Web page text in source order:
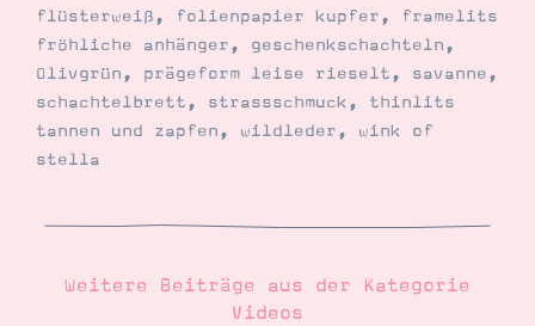
flüsterweiß, folienpapier kupfer,
framelits
fröhliche anhänger, geschenkschachteln,
Olivgrün, prägeform leise rieselt, savanne,
schachtelbrett, strassschmuck, thinlits
tannen und zapfen, wildleder, wink of
stella
Weitere Beiträge aus der Kategorie
Videos